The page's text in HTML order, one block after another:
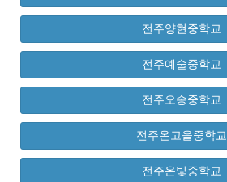
전주양현중학교
전주예술중학교
전주오송중학교
전주온고을중학교
전주온빛중학교